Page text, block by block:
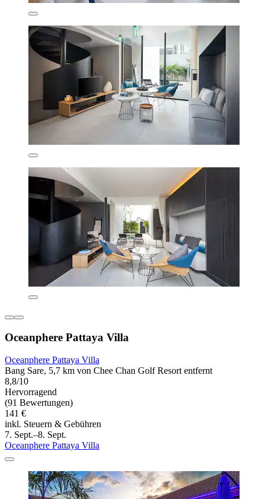
Oceanphere Pattaya Villa
Oceanphere Pattaya Villa
Bang Sare, 5,7 km von Chee Chan Golf Resort entfernt
8,8/10
Hervorragend
(91 Bewertungen)
141 €
inkl. Steuern & Gebühren
7. Sept.–8. Sept.
Oceanphere Pattaya Villa